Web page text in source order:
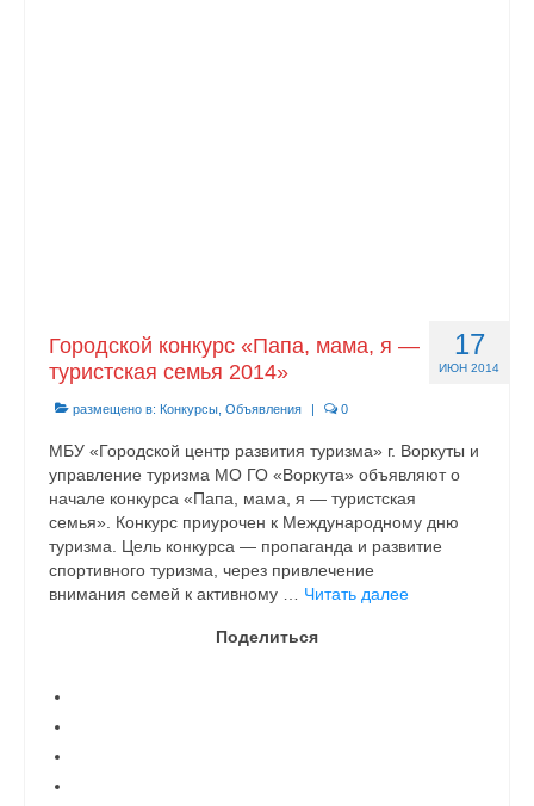
17
ИЮН 2014
Городской конкурс «Папа, мама, я —
туристская семья 2014»
размещено в: Конкурсы Объявления | 0
МБУ «Городской центр развития туризма» г. Воркуты и
управление туризма МО ГО «Воркута» объявляют о
начале конкурса «Папа, мама, я — туристская
семья». Конкурс приурочен к Международному дню
туризма. Цель конкурса — пропаганда и развитие
спортивного туризма, через привлечение
внимания семей к активному … Читать далее
Поделиться